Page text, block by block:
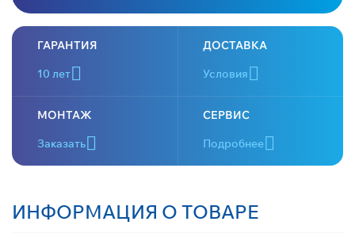
ГАРАНТИЯ
10 лет
ДОСТАВКА
Условия
МОНТАЖ
Заказать
СЕРВИС
Подробнее
ИНФОРМАЦИЯ О ТОВАРЕ